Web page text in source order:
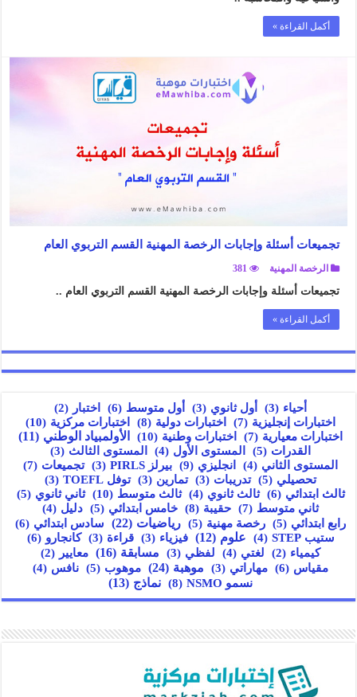
أكمل القراءة »
تجميعات أسئلة وإجابات الرخصة المهنية القسم التربوي العام
الرخصة المهنية 381
تجميعات أسئلة وإجابات الرخصة المهنية القسم التربوي العام ..
أكمل القراءة »
أحياء (3) أول ثانوي (3) أول متوسط (6) اختبار (2)
اختبارات إنجليزية (7) اختبارات دولية (8) اختبارات مركزية (10)
اختبارات معيارية (7) اختبارات وطنية (10) الأولمبياد الوطني (11)
القدرات (5) المستوى الأول (4) المستوى الثالث (3)
المستوى الثاني (4) انجليزي (9) بيرلز PIRLS (3) تجميعات (7)
تحصيلي (5) تدريبات (3) تمارين (3) توفل TOEFL (3)
ثالث ابتدائي (6) ثالث ثانوي (4) ثالث متوسط (10) ثاني ثانوي (5)
ثاني متوسط (7) حقيبة (8) خامس ابتدائي (5) دليل (4)
رابع ابتدائي (5) رخصة مهنية (5) رياضيات (22) سادس ابتدائي (6)
ستيب STEP (4) علوم (12) فيزياء (3) قراءة (3) كانجارو (6)
كيمياء (2) لغتي (4) لفظي (3) مسابقة (16) معايير (2)
مقياس (6) مهاراتي (3) موهبة (24) موهوب (5) نافس (4)
نسمو NSMO (8) نماذج (13)